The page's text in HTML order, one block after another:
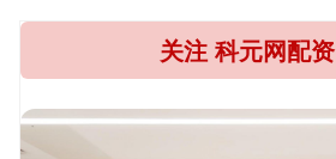
关注 科元网配资